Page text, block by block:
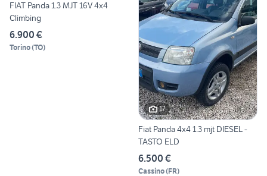
FIAT Panda 1.3 MJT 16V 4x4
Climbing
6.900 €
Torino(TO)
17
Fiat Panda 4x4 1.3 mjt DIESEL -
TASTO ELD
6.500 €
Cassino(FR)